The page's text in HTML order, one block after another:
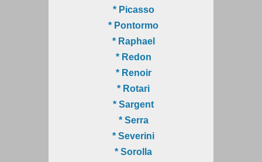
* Picasso
* Pontormo
* Raphael
* Redon
* Renoir
* Rotari
* Sargent
* Serra
* Severini
* Sorolla